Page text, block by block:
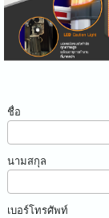
ชื่อ
นามสกุล
เบอร์โทรศัพท์